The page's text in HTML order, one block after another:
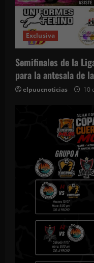
Exclusiva
Semifinales de la
para la antesala de
elpuucnoticias 10